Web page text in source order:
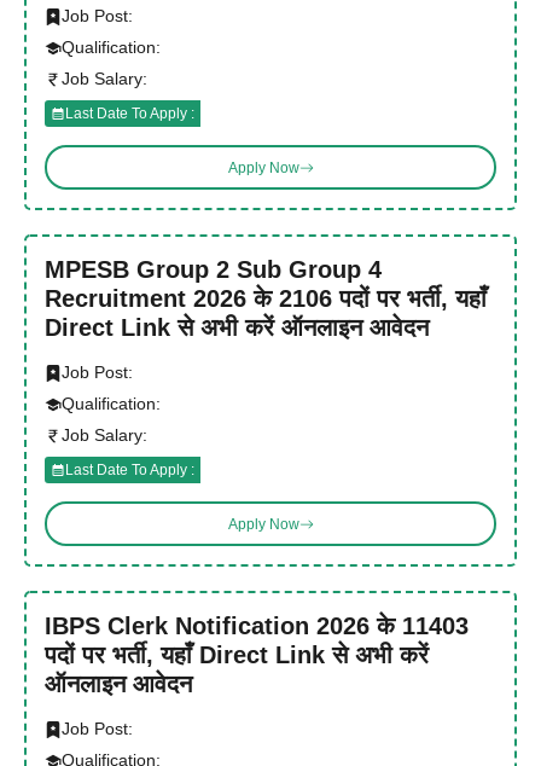
Job Post:
Qualification:
Job Salary:
Last Date To Apply :
Apply Now
MPESB Group 2 Sub Group 4
Recruitment 2026 के 2106 पदों पर भर्ती, यहाँ
Direct Link से अभी करें ऑनलाइन आवेदन
Job Post:
Qualification:
Job Salary:
Last Date To Apply :
Apply Now
IBPS Clerk Notification 2026 के 11403
पदों पर भर्ती, यहाँ Direct Link से अभी करें
ऑनलाइन आवेदन
Job Post:
Qualification: